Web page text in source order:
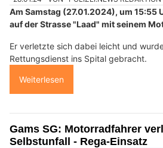
Am Samstag (27.01.2024), um 15:55
auf der Strasse "Laad" mit seinem
Er verletzte sich dabei leicht und
Rettungsdienst ins Spital gebracht.
Weiterlesen
Gams SG: Motorradfahrer
Selbstunfall - Rega-Einsatz